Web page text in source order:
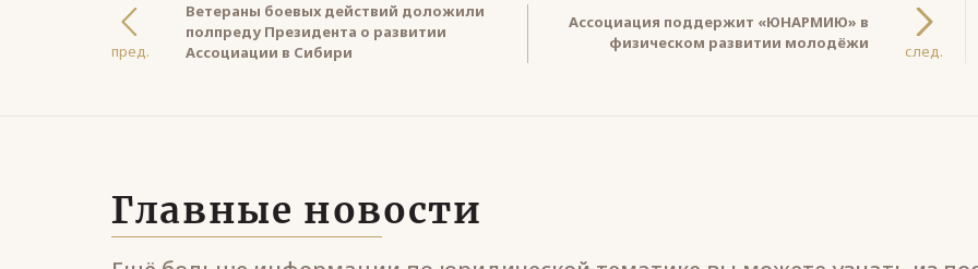
пред.
Ветераны боевых действий доложили
полпреду Президента о развитии
Ассоциации в Сибири
Ассоциация поддержит «ЮНАРМИЮ» в
физическом развитии молодёжи
след.
Главные новости